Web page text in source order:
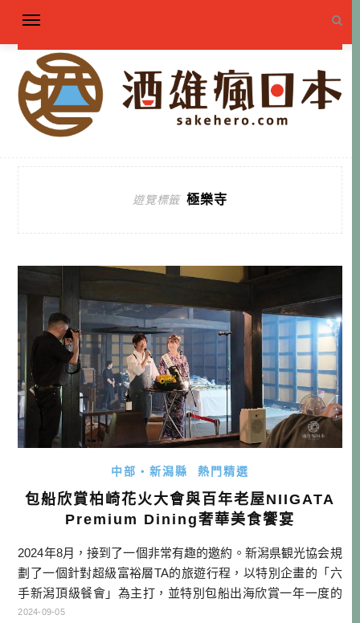
遊覽標籤 極樂寺
中部・新潟縣 熱門精選
包船欣賞柏崎花火大會與百年老屋NIIGATA
Premium Dining奢華美食饗宴
2024年8月，接到了一個非常有趣的邀約。新潟県観光協会規
劃了一個針對超級富裕層TA的旅遊行程，以特別企畫的「六
手新潟頂級餐會」為主打，並特別包船出海欣賞一年一度的
新潟三大花火節「柏崎花火」，並結合歷史、人文、風土等
2024-09-05